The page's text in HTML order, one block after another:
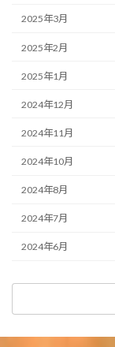
2025年3月
2025年2月
2025年1月
2024年12月
2024年11月
2024年10月
2024年8月
2024年7月
2024年6月